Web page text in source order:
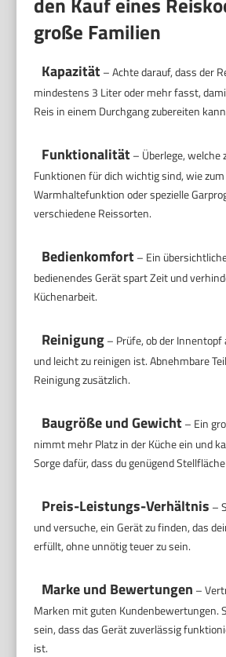
große Familien
Kapazität – Achte darauf, dass der
mindestens 3 Liter oder mehr fasst,
Reis in einem Durchgang zubereiten
Funktionalität – Überlege, welche
Funktionen für dich wichtig sind, wie
Warmhaltefunktion oder spezielle
verschiedene Reissorten.
Bedienkomfort – Ein
bedienendes Gerät spart Zeit und
Küchenarbeit.
Reinigung– Prüfe, ob der
und leicht zu reinigen ist. Abnehmbare
Reinigung zusätzlich.
Baugröße und Gewicht – Ein
nimmt mehr Platz in der Küche ein und
Sorge dafür, dass du genügend
Preis-Leistungs-Verhältnis –
und versuche, ein Gerät zu finden, das
erfüllt, ohne unnötig teuer zu sein.
Marke und Bewertungen –
Marken mit guten Kundenbewertungen.
sein, dass das Gerät zuverlässig
ist.